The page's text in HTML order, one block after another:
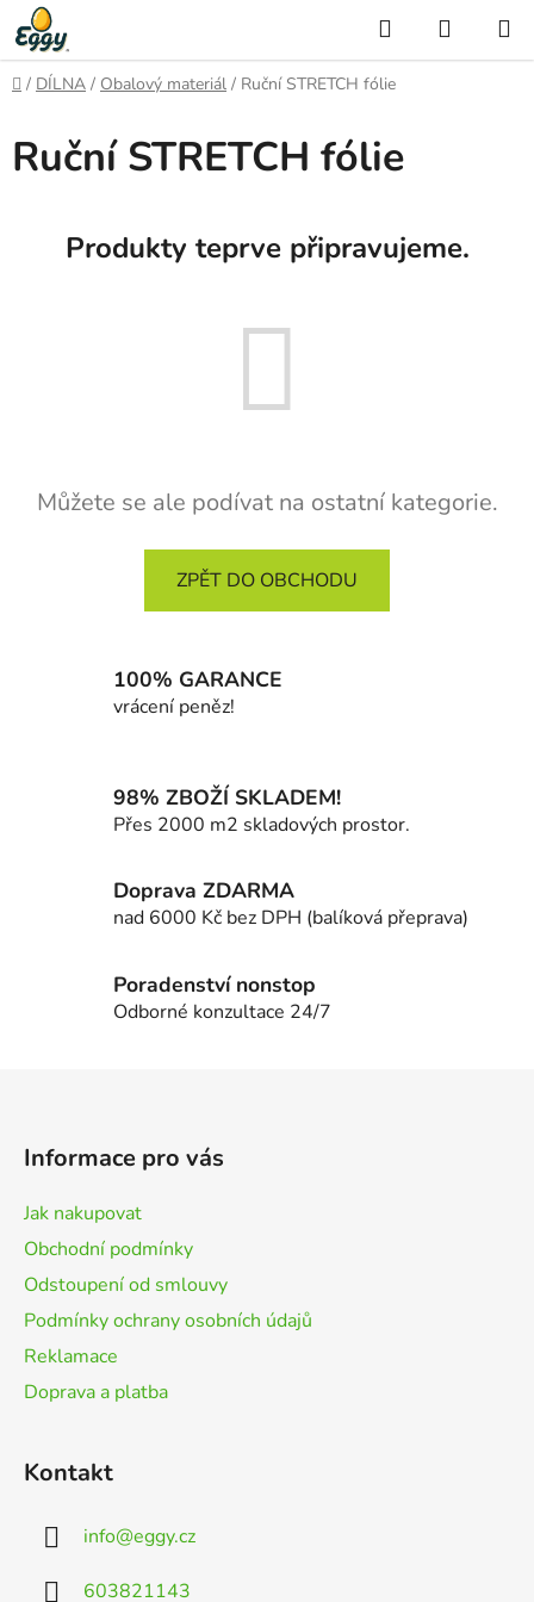
Přejít
na
obsah
Hledat
KOŠÍK
Domů
/ DÍLNA / Obalový materiál / Ruční STRETCH fólie
Ruční STRETCH fólie
Produkty teprve připravujeme.
Můžete se ale podívat na ostatní kategorie.
ZPĚT DO OBCHODU
100% GARANCE
vrácení peněz!
98% ZBOŽÍ SKLADEM!
Přes 2000 m2 skladových prostor.
Doprava ZDARMA
nad 6000 Kč bez DPH (balíková přeprava)
Poradenství nonstop
Odborné konzultace 24/7
Informace pro vás
Jak nakupovat
Obchodní podmínky
Odstoupení od smlouvy
Podmínky ochrany osobních údajů
Reklamace
Doprava a platba
Kontakt
info@eggy.cz
603821143